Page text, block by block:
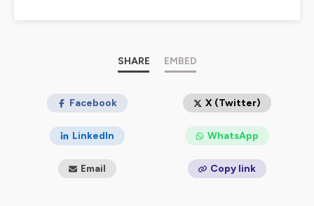
experts-comptables, commissaires aux comptes,
directeurs administratif et financier, directeurs et
juridiques, directrices/directeurs de la conformité, chefs
public et académique étudiants en droit. Pour rester à
jour des dernières évolutions législatives et
réglementaires, abonnez-vous à notre chaîne !
SHARE EMBED
Facebook X (Twitter)
LinkedIn WhatsApp
Email Copy link